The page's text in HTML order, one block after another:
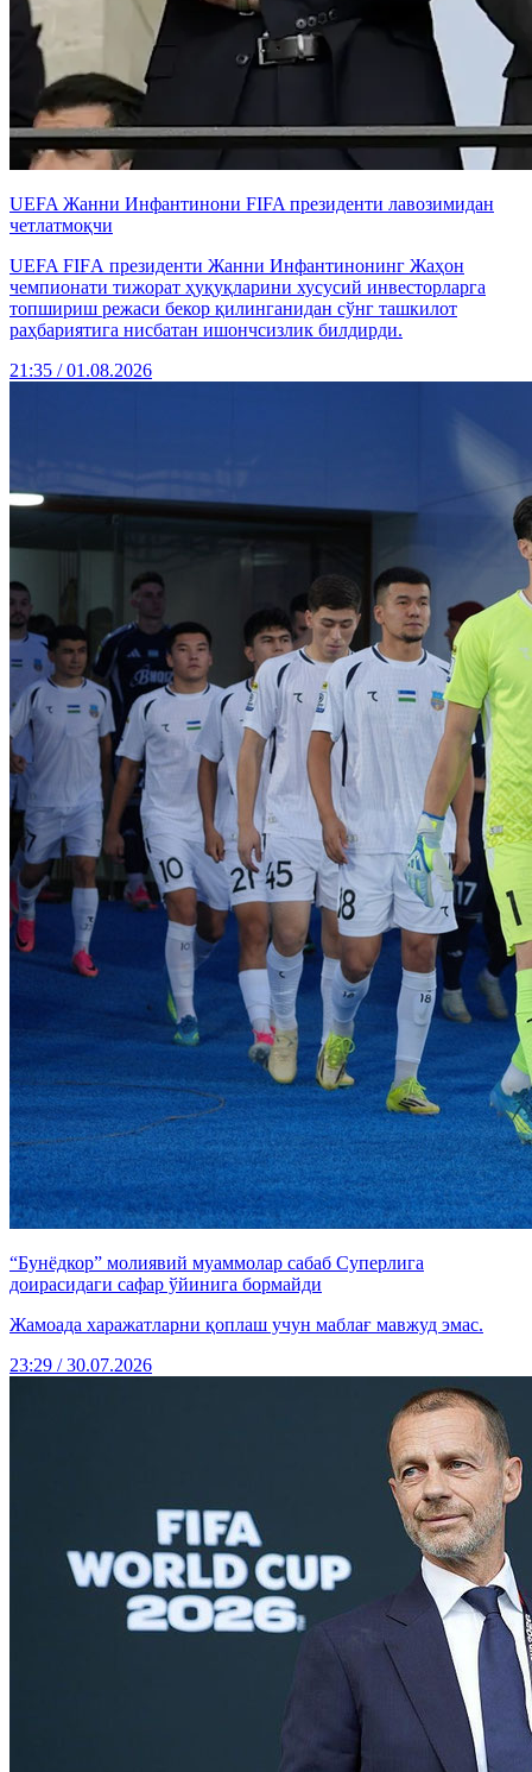
UEFA Жанни Инфантинони FIFA президенти лавозимидан
четлатмоқчи
UEFA FIFА президенти Жанни Инфантинонинг Жаҳон
чемпионати тижорат ҳуқуқларини хусусий инвесторларга
топшириш режаси бекор қилинганидан сўнг ташкилот
раҳбариятига нисбатан ишончсизлик билдирди.
21:35 / 01.08.2026
“Бунёдкор” молиявий муаммолар сабаб Суперлига
доирасидаги сафар ўйинига бормайди
Жамоада харажатларни қоплаш учун маблағ мавжуд эмас.
23:29 / 30.07.2026